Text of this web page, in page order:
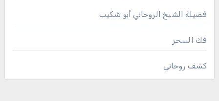
فضيلة الشيخ الروحاني أبو شكيب
فك السحر
كشف روحاني